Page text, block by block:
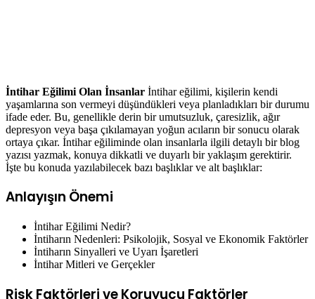
İntihar Eğilimi Olan İnsanlar İntihar eğilimi, kişilerin kendi
yaşamlarına son vermeyi düşündükleri veya planladıkları bir durumu
ifade eder. Bu, genellikle derin bir umutsuzluk, çaresizlik, ağır
depresyon veya başa çıkılamayan yoğun acıların bir sonucu olarak
ortaya çıkar. İntihar eğiliminde olan insanlarla ilgili detaylı bir blog
yazısı yazmak, konuya dikkatli ve duyarlı bir yaklaşım gerektirir.
İşte bu konuda yazılabilecek bazı başlıklar ve alt başlıklar:
Anlayışın Önemi
İntihar Eğilimi Nedir?
İntiharın Nedenleri: Psikolojik, Sosyal ve Ekonomik Faktörler
İntiharın Sinyalleri ve Uyarı İşaretleri
İntihar Mitleri ve Gerçekler
Risk Faktörleri ve Koruyucu Faktörler